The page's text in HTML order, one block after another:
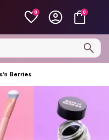
0 0
Berries